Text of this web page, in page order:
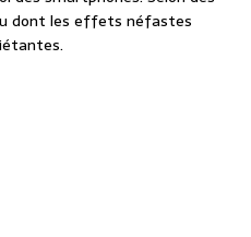
dont les effets néfastes